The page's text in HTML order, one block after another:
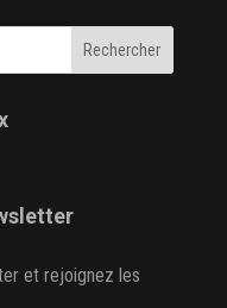
et rejoignez les